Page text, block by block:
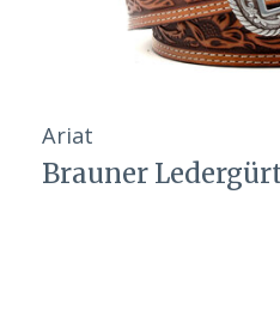
Ariat
Brauner